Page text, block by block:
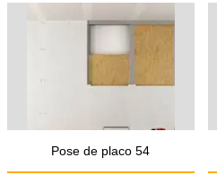
Pose de placo 54